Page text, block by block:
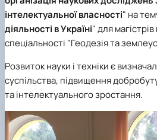
інтелектуальної власності" на
діяльності в Україні" для
спеціальності "Геодезія та
Розвиток науки і техніки є
суспільства, підвищення
та інтелектуального зростання.